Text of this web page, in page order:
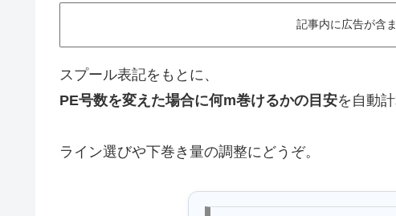
記事内に広告が含
スプール表記をもとに、
PE号数を変えた場合に何m巻けるかの目安を自動
ライン選びや下巻き量の調整にどうぞ。